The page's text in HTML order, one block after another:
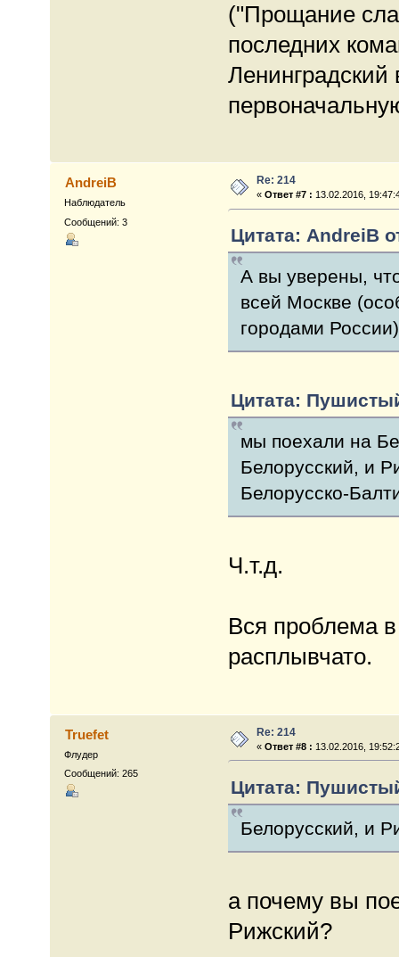
("Прощание
последних
Ленинградский
AndreiB
Наблюдатель
Сообщений: 3
Re: 214
«Ответ #7 : 13.02.2016,
Цитата: AndreiB
А вы уверены,
всей Москве
городами
Цитата:
мы поехали на
Белорусский, и
Белорусско-
Ч.т.д.
Вся проблема
расплывчато.
Truefet
Флудер
Сообщений: 265
Re: 214
«Ответ #8 : 13.02.2016,
Цитата:
Белорусский, и
а почему вы
Рижский?